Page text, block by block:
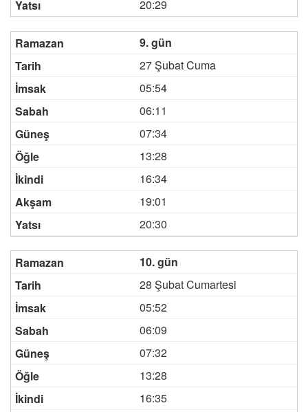
20:29
9. gün
27 Şubat Cuma
05:54
06:11
07:34
13:28
16:34
19:01
20:30
10. gün
28 Şubat Cumartesi
05:52
06:09
07:32
13:28
16:35